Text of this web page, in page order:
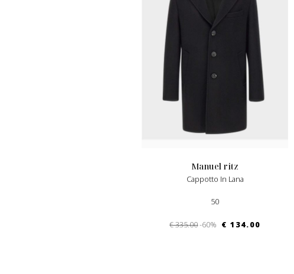
manuel ritz
Cappotto In Lana
50
€ 335.00-60% € 134.00